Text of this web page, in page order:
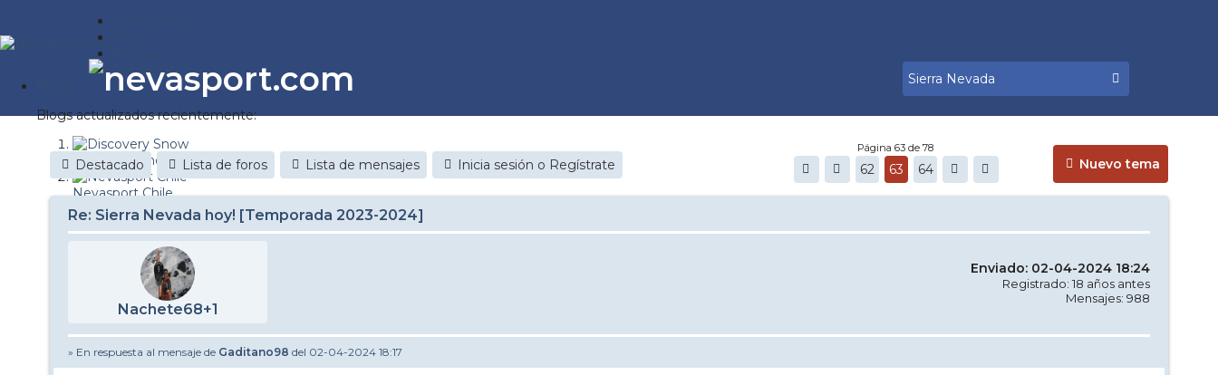
Reportajes
Blogs actualizados recientemente:
Discovery Snow
Nevasport Chile
Esquiaryviajar.com
nevasport blog
Diario de un friki
Nuevo tema
Destacado Lista de foros Lista de mensajes Inicia sesión o Regístrate
Página 63 de 78
62 63 64
Re: Sierra Nevada hoy! [Temporada 2023-2024]
Nachete68+1
Enviado: 02-04-2024 18:24
Registrado: 18 años antes
Mensajes: 988
» En respuesta al mensaje de Gaditano98 del 02-04-2024 18:17